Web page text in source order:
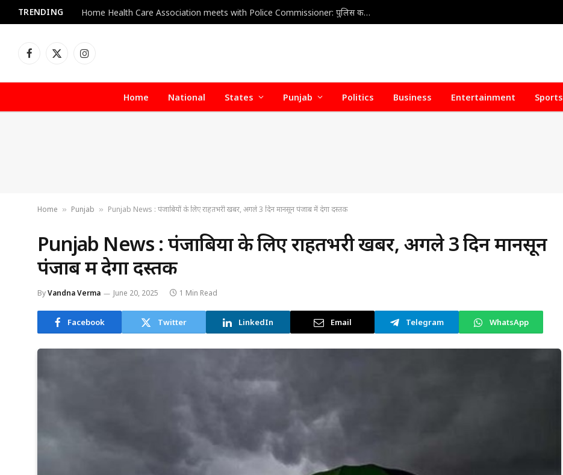
TRENDING Home Health Care Association meets with Police Commissioner: पुलिस कमिश्नर से होम हेल्थ केयर वेलफेयर एसोसिएशन की अहम बैठक, डिफॉल्टर होम हेल्थ केयर एजेंसियों पर जल्द हो सकती है सख्त कार्रवाई
Facebook
X
Instagram
Home National States Punjab Politics Business Entertainment Sports
Home » Punjab » Punjab News : पंजाबियों के लिए राहतभरी खबर, अगले 3 दिन मानसून पंजाब में देगा दस्तक
Punjab News : पंजाबियों के लिए राहतभरी खबर, अगले 3 दिन मानसून
पंजाब में देगा दस्तक
ByVandna Verma June 20, 2025 1 Min Read
Facebook Twitter LinkedIn Email Telegram WhatsApp